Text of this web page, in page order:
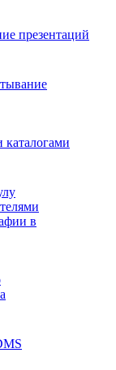
презентаций
каталогами
в